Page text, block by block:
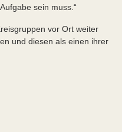
sein muss.“
vor Ort weiter
und diesen als einen ihrer